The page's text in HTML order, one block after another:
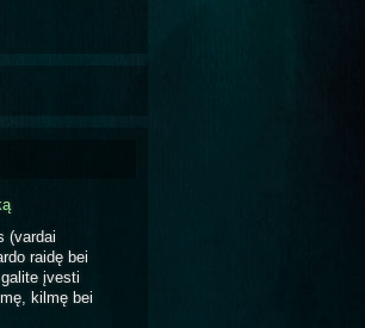
(vardai
raidę bei
įvesti
kilmę bei